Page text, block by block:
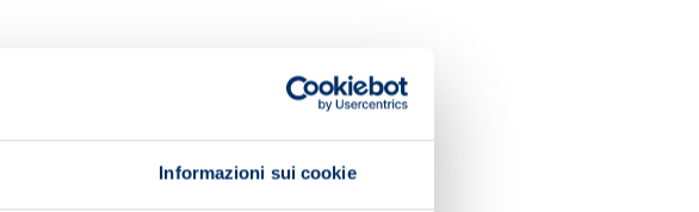
Informazioni sui cookie